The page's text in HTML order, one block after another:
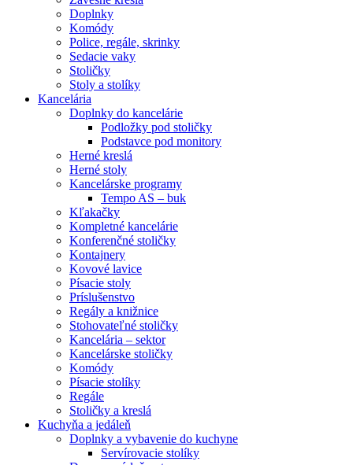
Doplnky
Komódy
Police, regále, skrinky
Sedacie vaky
Stoličky
Stoly a stolíky
Kancelária
Doplnky do kancelárie
Podložky pod stoličky
Podstavce pod monitory
Herné kreslá
Herné stoly
Kancelárske programy
Tempo AS – buk
Kľakačky
Kompletné kancelárie
Konferenčné stoličky
Kontajnery
Kovové lavice
Písacie stoly
Príslušenstvo
Regály a knižnice
Stohovateľné stoličky
Kancelária – sektor
Kancelárske stoličky
Komódy
Písacie stolíky
Regále
Stoličky a kreslá
Kuchyňa a jedáleň
Doplnky a vybavenie do kuchyne
Servírovacie stolíky